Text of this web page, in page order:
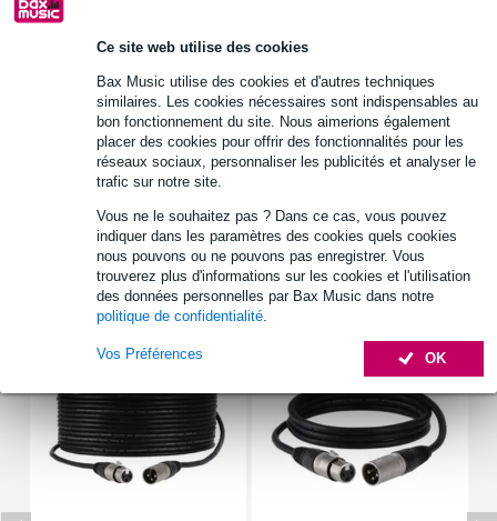
Ce site web utilise des cookies
Bax Music utilise des cookies et d'autres techniques
similaires. Les cookies nécessaires sont indispensables au
bon fonctionnement du site. Nous aimerions également
placer des cookies pour offrir des fonctionnalités pour les
réseaux sociaux, personnaliser les publicités et analyser le
trafic sur notre site.
Vous ne le souhaitez pas ? Dans ce cas, vous pouvez
indiquer dans les paramètres des cookies quels cookies
nous pouvons ou ne pouvons pas enregistrer. Vous
trouverez plus d'informations sur les cookies et l'utilisation
des données personnelles par Bax Music dans notre
politique de confidentialité
OK
Vos Préférences
11,40 € (frais uniques)
Informations
composition : acier
épaisseur : 2 mm
Afficher toutes les caractéristiques du produit
Accessoires (49)